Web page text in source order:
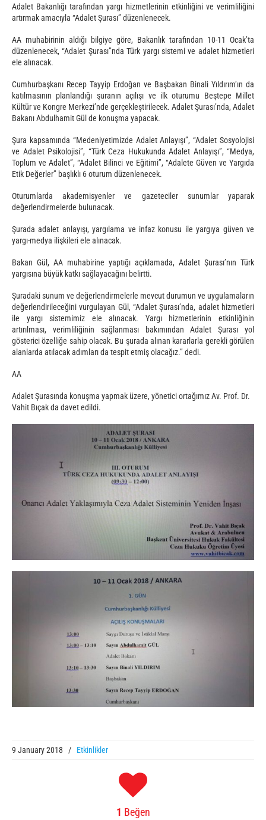
Adalet Bakanlığı tarafından yargı hizmetlerinin etkinliğini ve verimliliğini
artırmak amacıyla “Adalet Şurası” düzenlenecek.
AA muhabirinin aldığı bilgiye göre, Bakanlık tarafından 10-11 Ocak’ta
düzenlenecek, “Adalet Şurası”nda Türk yargı sistemi ve adalet hizmetleri
ele alınacak.
Cumhurbaşkanı Recep Tayyip Erdoğan ve Başbakan Binali Yıldırım’ın da
katılmasının planlandığı şuranın açılışı ve ilk oturumu Beştepe Millet
Kültür ve Kongre Merkezi’nde gerçekleştirilecek. Adalet Şurası’nda, Adalet
Bakanı Abdulhamit Gül de konuşma yapacak.
Şura kapsamında “Medeniyetimizde Adalet Anlayışı”, “Adalet Sosyolojisi
ve Adalet Psikolojisi”, “Türk Ceza Hukukunda Adalet Anlayışı”, “Medya,
Toplum ve Adalet”, “Adalet Bilinci ve Eğitimi”, “Adalete Güven ve Yargıda
Etik Değerler” başlıklı 6 oturum düzenlenecek.
Oturumlarda akademisyenler ve gazeteciler sunumlar yaparak
değerlendirmelerde bulunacak.
Şurada adalet anlayışı, yargılama ve infaz konusu ile yargıya güven ve
yargı-medya ilişkileri ele alınacak.
Bakan Gül, AA muhabirine yaptığı açıklamada, Adalet Şurası’nın Türk
yargısına büyük katkı sağlayacağını belirtti.
Şuradaki sunum ve değerlendirmelerle mevcut durumun ve uygulamaların
değerlendirileceğini vurgulayan Gül, “Adalet Şurası’nda, adalet hizmetleri
ile yargı sistemimiz ele alınacak. Yargı hizmetlerinin etkinliğinin
artırılması, verimliliğinin sağlanması bakımından Adalet Şurası yol
gösterici özelliğe sahip olacak. Bu şurada alınan kararlarla gerekli görülen
alanlarda atılacak adımları da tespit etmiş olacağız.” dedi.
AA
Adalet Şurasında konuşma yapmak üzere, yönetici ortağımız Av. Prof. Dr.
Vahit Bıçak da davet edildi.
9 January 2018 / Etkinlikler
1 Beğen